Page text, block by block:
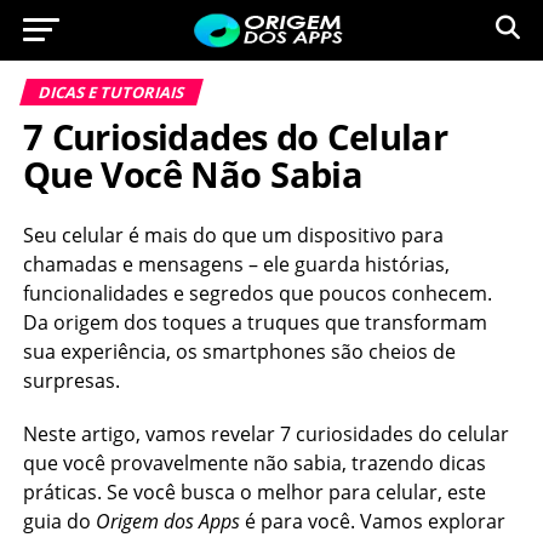
DICAS E TUTORIAIS
7 Curiosidades do Celular
Que Você Não Sabia
Seu celular é mais do que um dispositivo para
chamadas e mensagens – ele guarda histórias,
funcionalidades e segredos que poucos conhecem.
Da origem dos toques a truques que transformam
sua experiência, os smartphones são cheios de
surpresas.
Neste artigo, vamos revelar 7 curiosidades do celular
que você provavelmente não sabia, trazendo dicas
práticas. Se você busca o melhor para celular, este
guia do Origem dos Appsé para você. Vamos explorar